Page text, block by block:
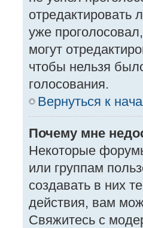
отредактировать
уже
могут
чтобы нельзя
голосования.
Вернуться к
Почему мне
Некоторые
или группам
создавать в них
действия, вам
Свяжитесь с